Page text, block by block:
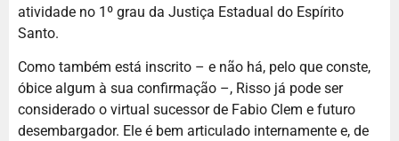
atividade no 1º grau da Justiça Estadual do Espírito
Santo.
Como também está inscrito – e não há, pelo que conste,
óbice algum à sua confirmação –, Risso já pode ser
considerado o virtual sucessor de Fabio Clem e futuro
desembargador. Ele é bem articulado internamente e, de